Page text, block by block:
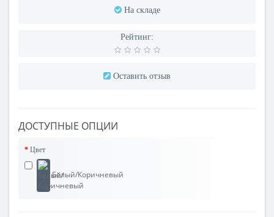
На складе
Рейтинг:
Оставить отзыв
ДОСТУПНЫЕ ОПЦИИ
Цвет
Белый/Коричневый